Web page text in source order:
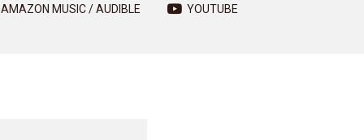
AMAZON MUSIC / AUDIBLE YOUTUBE